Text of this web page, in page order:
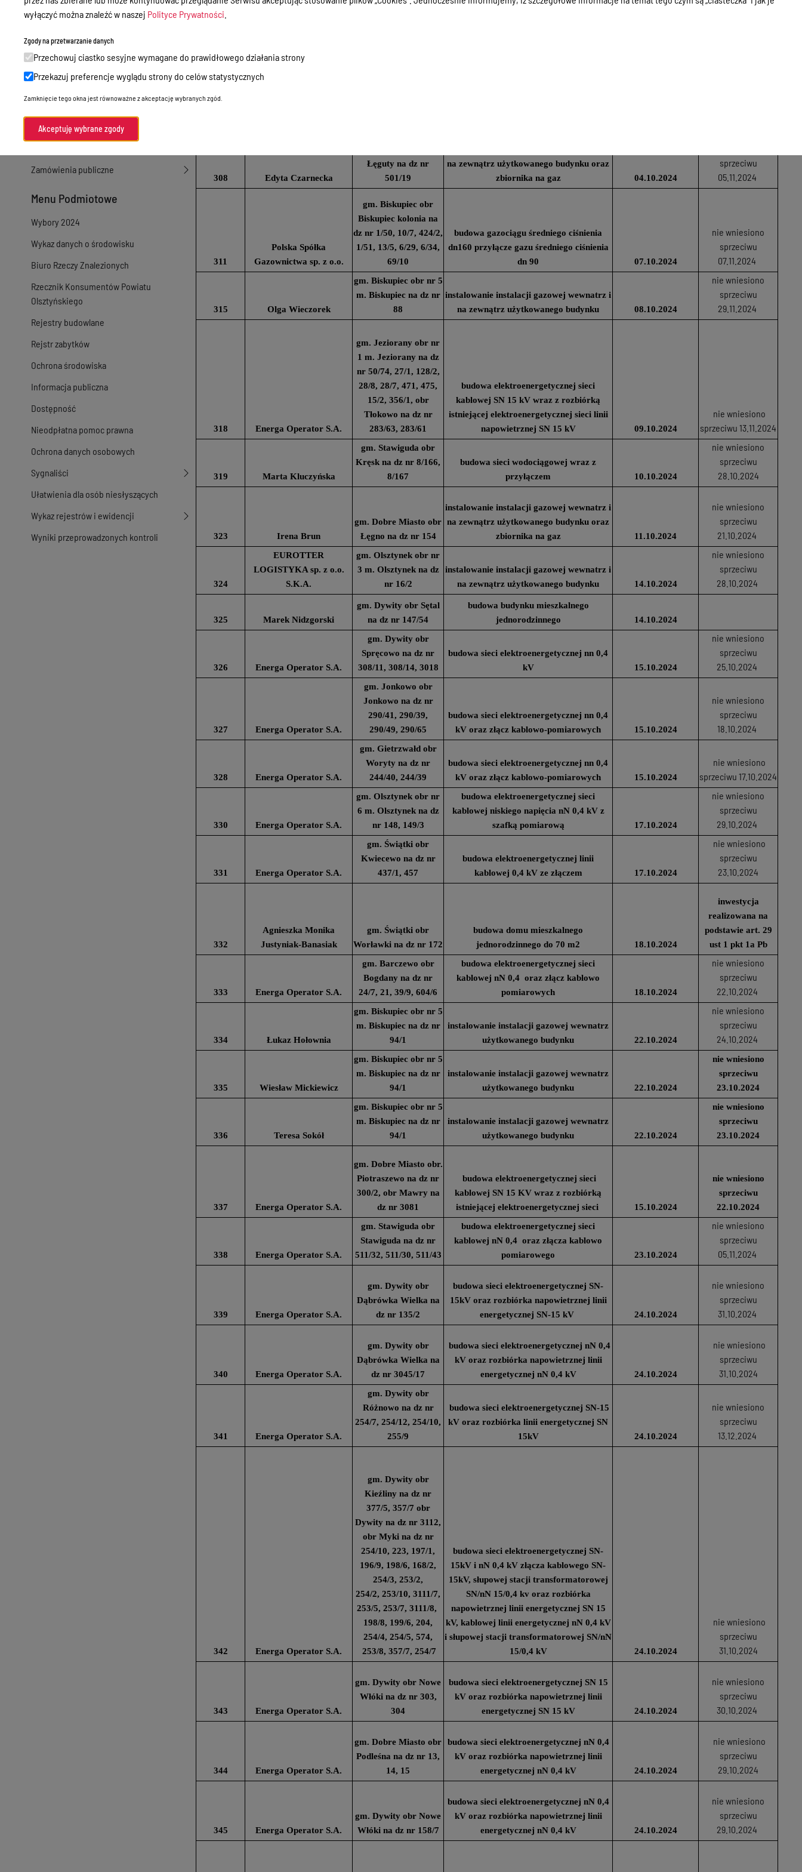
Sprawy załatwiane w urzędzie
Sprawy załatwiane internetowo
Oświadczenia majątkowe
e-Puap/ e-Doręczenia
Petycje
Praca
Zamówienia publiczne
Menu Podmiotowe
Wybory 2024
Wykaz danych o środowisku
Biuro Rzeczy Znalezionych
Rzecznik Konsumentów Powiatu
Olsztyńskiego
Rejestry budowlane
Rejstr zabytków
Ochrona środowiska
Informacja publiczna
Dostępność
Nieodpłatna pomoc prawna
Ochrona danych osobowych
Sygnaliści
Ułatwienia dla osób niesłyszących
Wykaz rejestrów i ewidencji
Wyniki przeprowadzonych kontroli
308 Edyta Czarnecka
Łęguty na dz nr
501/19
na zewnątrz użytkowanego budynku oraz
zbiornika na gaz
04.10.2024
sprzeciwu
05.11.2024
311
Polska Spółka
Gazownictwa sp. z o.o.
gm. Biskupiec obr
Biskupiec kolonia na
dz nr 1/50, 10/7, 424/2,
1/51, 13/5, 6/29, 6/34,
69/10
budowa gazociągu średniego ciśnienia
dn160 przyłącze gazu średniego ciśnienia
dn 90
07.10.2024
nie wniesiono
sprzeciwu
07.11.2024
315 Olga Wieczorek
gm. Biskupiec obr nr 5
m. Biskupiec na dz nr
88
instalowanie instalacji gazowej wewnatrz i
na zewnątrz użytkowanego budynku
08.10.2024
nie wniesiono
sprzeciwu
29.11.2024
318 Energa Operator S.A.
gm. Jeziorany obr nr
1 m. Jeziorany na dz
nr 50/74, 27/1, 128/2,
28/8, 28/7, 471, 475,
15/2, 356/1, obr
Tłokowo na dz nr
283/63, 283/61
budowa elektroenergetycznej sieci
kablowej SN 15 kV wraz z rozbiórką
istniejącej elektroenergetycznej sieci linii
napowietrznej SN 15 kV
09.10.2024
nie wniesiono
sprzeciwu 13.11.2024
319 Marta Kluczyńska
gm. Stawiguda obr
Kręsk na dz nr 8/166,
8/167
budowa sieci wodociągowej wraz z
przyłączem
10.10.2024
nie wniesiono
sprzeciwu
28.10.2024
323 Irena Brun
gm. Dobre Miasto obr
Łęgno na dz nr 154
instalowanie instalacji gazowej wewnatrz i
na zewnątrz użytkowanego budynku oraz
zbiornika na gaz
11.10.2024
nie wniesiono
sprzeciwu
21.10.2024
324
EUROTTER
LOGISTYKA sp. z o.o.
S.K.A.
gm. Olsztynek obr nr
3 m. Olsztynek na dz
nr 16/2
instalowanie instalacji gazowej wewnatrz i
na zewnątrz użytkowanego budynku
14.10.2024
nie wniesiono
sprzeciwu
28.10.2024
325 Marek Nidzgorski
gm. Dywity obr Sętal
na dz nr 147/54
budowa budynku mieszkalnego
jednorodzinnego
14.10.2024
326 Energa Operator S.A.
gm. Dywity obr
Spręcowo na dz nr
308/11, 308/14, 3018
budowa sieci elektroenergetycznej nn 0,4
kV
15.10.2024
nie wniesiono
sprzeciwu
25.10.2024
327 Energa Operator S.A.
gm. Jonkowo obr
Jonkowo na dz nr
290/41, 290/39,
290/49, 290/65
budowa sieci elektroenergetycznej nn 0,4
kV oraz złącz kablowo-pomiarowych
15.10.2024
nie wniesiono
sprzeciwu
18.10.2024
328 Energa Operator S.A.
gm. Gietrzwałd obr
Woryty na dz nr
244/40, 244/39
budowa sieci elektroenergetycznej nn 0,4
kV oraz złącz kablowo-pomiarowych
15.10.2024
nie wniesiono
sprzeciwu 17.10.2024
330 Energa Operator S.A.
gm. Olsztynek obr nr
6 m. Olsztynek na dz
nr 148, 149/3
budowa elektroenergetycznej sieci
kablowej niskiego napięcia nN 0,4 kV z
szafką pomiarową
17.10.2024
nie wniesiono
sprzeciwu
29.10.2024
331 Energa Operator S.A.
gm. Świątki obr
Kwiecewo na dz nr
437/1, 457
budowa elektroenergetycznej linii
kablowej 0,4 kV ze złączem
17.10.2024
nie wniesiono
sprzeciwu
23.10.2024
332
Agnieszka Monika
Justyniak-Banasiak
gm. Świątki obr
Worławki na dz nr 172
budowa domu mieszkalnego
jednorodzinnego do 70 m2
18.10.2024
inwestycja
realizowana na
podstawie art. 29
ust 1 pkt 1a Pb
333 Energa Operator S.A.
gm. Barczewo obr
Bogdany na dz nr
24/7, 21, 39/9, 604/6
budowa elektroenergetycznej sieci
kablowej nN 0,4 oraz złącz kablowo
pomiarowych
18.10.2024
nie wniesiono
sprzeciwu
22.10.2024
334 Łukaz Hołownia
gm. Biskupiec obr nr 5
m. Biskupiec na dz nr
94/1
instalowanie instalacji gazowej wewnatrz
użytkowanego budynku
22.10.2024
nie wniesiono
sprzeciwu
24.10.2024
335 Wiesław Mickiewicz
gm. Biskupiec obr nr 5
m. Biskupiec na dz nr
94/1
instalowanie instalacji gazowej wewnatrz
użytkowanego budynku
22.10.2024
nie wniesiono
sprzeciwu
23.10.2024
336 Teresa Sokół
gm. Biskupiec obr nr 5
m. Biskupiec na dz nr
94/1
instalowanie instalacji gazowej wewnatrz
użytkowanego budynku
22.10.2024
nie wniesiono
sprzeciwu
23.10.2024
337 Energa Operator S.A.
gm. Dobre Miasto obr.
Piotraszewo na dz nr
300/2, obr Mawry na
dz nr 3081
budowa elektroenergetycznej sieci
kablowej SN 15 KV wraz z rozbiórką
istniejącej elektroenergetycznej sieci
15.10.2024
nie wniesiono
sprzeciwu
22.10.2024
338 Energa Operator S.A.
gm. Stawiguda obr
Stawiguda na dz nr
511/32, 511/30, 511/43
budowa elektroenergetycznej sieci
kablowej nN 0,4 oraz złącza kablowo
pomiarowego
23.10.2024
nie wniesiono
sprzeciwu
05.11.2024
339 Energa Operator S.A.
gm. Dywity obr
Dąbrówka Wielka na
dz nr 135/2
budowa sieci elektroenergetycznej SN-
15kV oraz rozbiórka napowietrznej linii
energetycznej SN-15 kV
24.10.2024
nie wniesiono
sprzeciwu
31.10.2024
340 Energa Operator S.A.
gm. Dywity obr
Dąbrówka Wielka na
dz nr 3045/17
budowa sieci elektroenergetycznej nN 0,4
kV oraz rozbiórka napowietrznej linii
energetycznej nN 0,4 kV
24.10.2024
nie wniesiono
sprzeciwu
31.10.2024
341 Energa Operator S.A.
gm. Dywity obr
Różnowo na dz nr
254/7, 254/12, 254/10,
255/9
budowa sieci elektroenergetycznej SN-15
kV oraz rozbiórka linii energetycznej SN
15kV
24.10.2024
nie wniesiono
sprzeciwu
13.12.2024
342 Energa Operator S.A.
gm. Dywity obr
Kieźliny na dz nr
377/5, 357/7 obr
Dywity na dz nr 3112,
obr Myki na dz nr
254/10, 223, 197/1,
196/9, 198/6, 168/2,
254/3, 253/2,
254/2, 253/10, 3111/7,
253/5, 253/7, 3111/8,
198/8, 199/6, 204,
254/4, 254/5, 574,
253/8, 357/7, 254/7
budowa sieci elektroenergetycznej SN-
15kV i nN 0,4 kV złącza kablowego SN-
15kV, słupowej stacji transformatorowej
SN/nN 15/0,4 kv oraz rozbiórka
napowietrznej linii energetycznej SN 15
kV, kablowej linii energetycznej nN 0,4 kV
i słupowej stacji transformatorowej SN/nN
15/0,4 kV
24.10.2024
nie wniesiono
sprzeciwu
31.10.2024
343 Energa Operator S.A.
gm. Dywity obr Nowe
Włóki na dz nr 303,
304
budowa sieci elektroenergetycznej SN 15
kV oraz rozbiórka napowietrznej linii
energetycznej SN 15 kV
24.10.2024
nie wniesiono
sprzeciwu
30.10.2024
344 Energa Operator S.A.
gm. Dobre Miasto obr
Podleśna na dz nr 13,
14, 15
budowa sieci elektroenergetycznej nN 0,4
kV oraz rozbiórka napowietrznej linii
energetycznej nN 0,4 kV
24.10.2024
nie wniesiono
sprzeciwu
29.10.2024
345 Energa Operator S.A.
gm. Dywity obr Nowe
Włóki na dz nr 158/7
budowa sieci elektroenergetycznej nN 0,4
kV oraz rozbiórka napowietrznej linii
energetycznej nN 0,4 kV
24.10.2024
nie wniesiono
sprzeciwu
29.10.2024
wyłączyć można znaleźć w naszej Polityce Prywatności
Zgody na przetwarzanie danych
Przechowuj ciastko sesyjne wymagane do prawidłowego działania strony
Przekazuj preferencje wyglądu strony do celów statystycznych
Zamknięcie tego okna jest równoważne z akceptację wybranych zgód.
Akceptuję wybrane zgody